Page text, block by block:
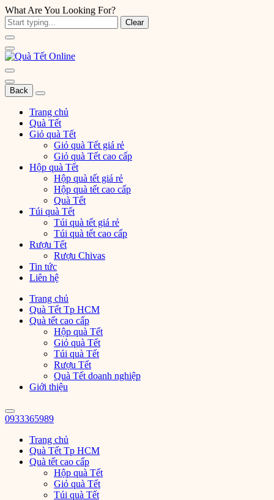
What Are You Looking For?
Clear
Back
Trang chủ
Quà Tết
Giỏ quà Tết
Giỏ quà Tết giá rẻ
Giỏ quà Tết cao cấp
Hộp quà Tết
Hộp quà tết giá rẻ
Hộp quà tết cao cấp
Quà Tết
Túi quà Tết
Túi quà tết giá rẻ
Túi quà tết cao cấp
Rượu Tết
Rượu Chivas
Tin tức
Liên hệ
Trang chủ
Quà Tết Tp HCM
Quà tết cao cấp
Hộp quà Tết
Giỏ quà Tết
Túi quà Tết
Rượu Tết
Quà Tết doanh nghiệp
Giới thiệu
0933365989
Trang chủ
Quà Tết Tp HCM
Quà tết cao cấp
Hộp quà Tết
Giỏ quà Tết
Túi quà Tết